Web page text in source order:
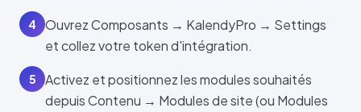
4
Ouvrez Composants → KalendyPro → Settings
et collez votre token d'intégration.
5
Activez et positionnez les modules souhaités
depuis Contenu → Modules de site (ou Modules